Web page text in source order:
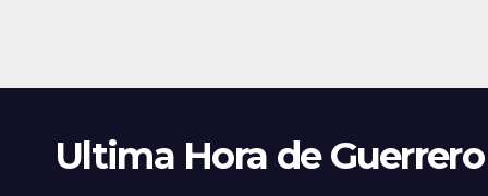
Ultima Hora de Guerrero